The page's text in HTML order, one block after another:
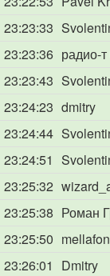
23:23:33
23:23:36 радио-т
23:23:43
23:24:23 dmitry
23:24:44
23:24:51
23:25:32
23:25:38 Роман
23:25:50 mellafon
23:26:01
Dmitry